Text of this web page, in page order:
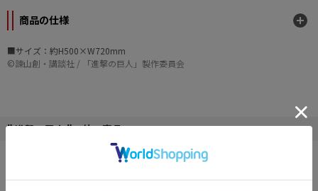
商品の仕様
■サイズ：約H500×W720mm
©諫山創・講談社 / 「進撃の巨人」製作委員会
" 進撃の巨人 "の他の商品